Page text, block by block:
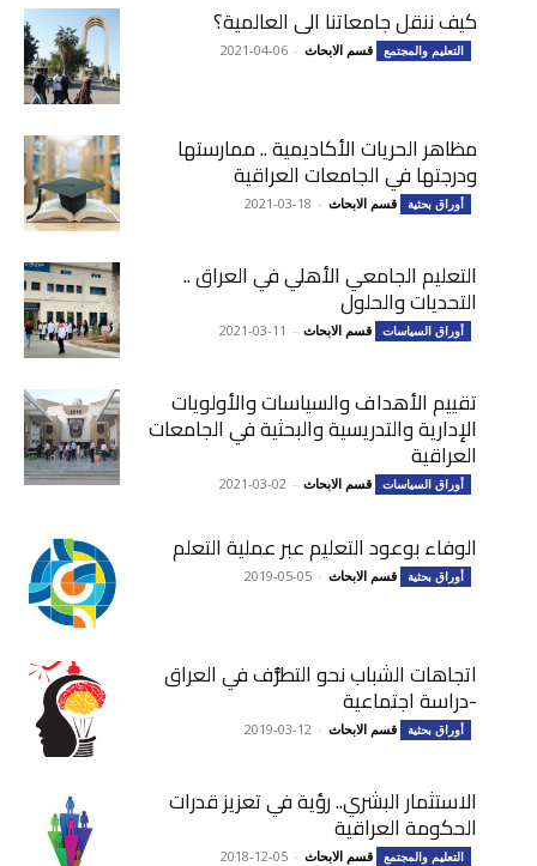
كيف ننقل جامعاتنا الى العالمية؟
التعليم والمجتمع قسم الابحاث -
2021-04-06
مظاهر الحريات الأكاديمية .. ممارستها
ودرجتها في الجامعات العراقية
أوراق بحثية قسم الابحاث -
2021-03-18
التعليم الجامعي الأهلي في العراق ..
التحديات والحلول
أوراق السياسات قسم الابحاث -
2021-03-11
تقييم الأهداف والسياسات والأولويات
الإدارية والتدريسية والبحثية في الجامعات
العراقية
أوراق السياسات قسم الابحاث -
2021-03-02
الوفاء بوعود التعليم عبر عملية التعلم
أوراق بحثية قسم الابحاث -
2019-05-05
اتجاهات الشباب نحو التطرُّف في العراق
-دراسة اجتماعية
أوراق بحثية قسم الابحاث -
2019-03-12
الاستثمار البشري.. رؤية في تعزيز قدرات
الحكومة العراقية
التعليم والمجتمع قسم الابحاث -
2018-12-05